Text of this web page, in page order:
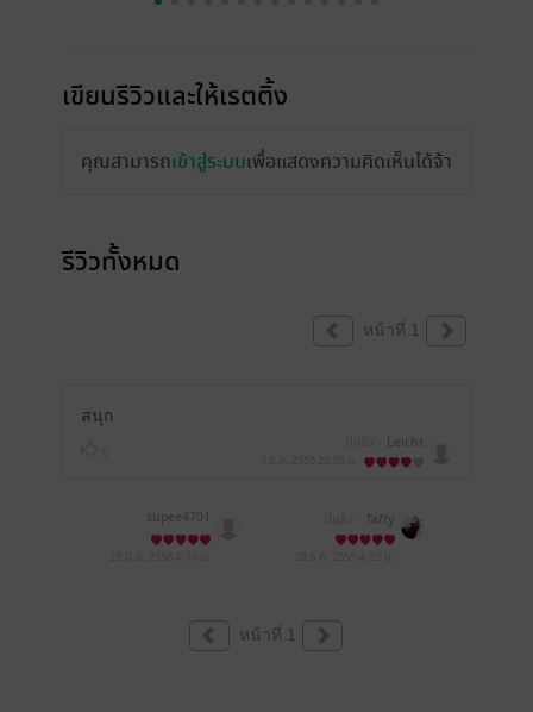
เขียนรีวิวและให้เรตติ้ง
คุณสามารถเข้าสู่ระบบเพื่อแสดงความคิดเห็นได้จ้า
รีวิวทั้งหมด
หน้าที่ 1
สนุก
Leicht
supee4701 Taffy
หน้าที่ 1